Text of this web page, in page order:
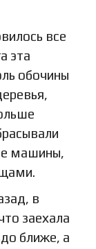
все
эта
обочины
машины,
в
заехала
ближе, а